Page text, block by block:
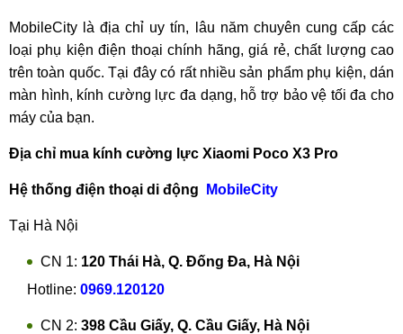
MobileCity là địa chỉ uy tín, lâu năm chuyên cung cấp các
loại phụ kiện điện thoại chính hãng, giá rẻ, chất lượng cao
trên toàn quốc. Tại đây có rất nhiều sản phẩm phụ kiện, dán
màn hình, kính cường lực đa dạng, hỗ trợ bảo vệ tối đa cho
máy của bạn.
Địa chỉ mua kính cường lực Xiaomi Poco X3 Pro
Hệ thống điện thoại di động MobileCity
Tại Hà Nội
CN 1: 120 Thái Hà, Q. Đống Đa, Hà Nội
Hotline: 0969.120120
CN 2: 398 Cầu Giấy, Q. Cầu Giấy, Hà Nội